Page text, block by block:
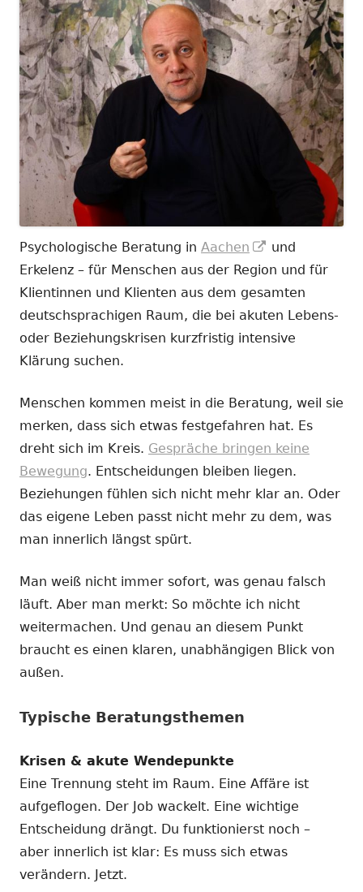
Psychologische Beratung in Aachen
In
neuem
Fenster
öffnen
und
Erkelenz – für Menschen aus der Region und für
Klientinnen und Klienten aus dem gesamten
deutschsprachigen Raum, die bei akuten Lebens-
oder Beziehungskrisen kurzfristig intensive
Klärung suchen.
Menschen kommen meist in die Beratung, weil sie
merken, dass sich etwas festgefahren hat. Es
dreht sich im Kreis. Gespräche bringen keine
Bewegung. Entscheidungen bleiben liegen.
Beziehungen fühlen sich nicht mehr klar an. Oder
das eigene Leben passt nicht mehr zu dem, was
man innerlich längst spürt.
Man weiß nicht immer sofort, was genau falsch
läuft. Aber man merkt: So möchte ich nicht
weitermachen. Und genau an diesem Punkt
braucht es einen klaren, unabhängigen Blick von
außen.
Typische Beratungsthemen
Krisen & akute Wendepunkte
Eine Trennung steht im Raum. Eine Affäre ist
aufgeflogen. Der Job wackelt. Eine wichtige
Entscheidung drängt. Du funktionierst noch –
aber innerlich ist klar: Es muss sich etwas
verändern. Jetzt.